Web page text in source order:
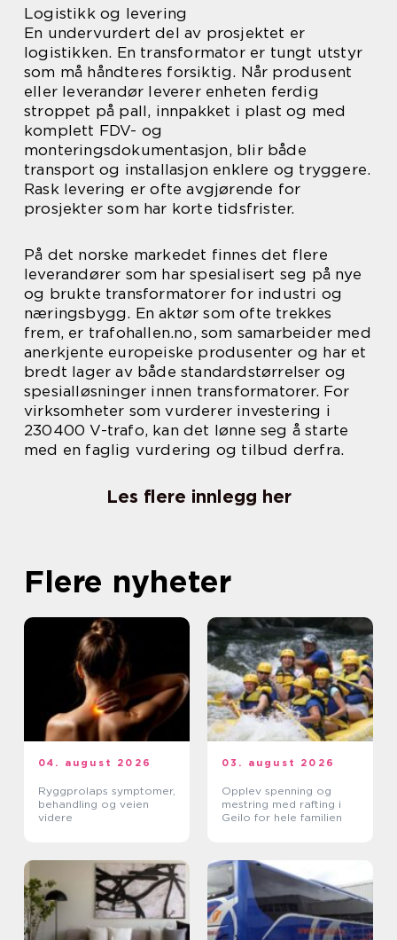
Logistikk og levering
En undervurdert del av prosjektet er
logistikken. En transformator er tungt utstyr
som må håndteres forsiktig. Når produsent
eller leverandør leverer enheten ferdig
stroppet på pall, innpakket i plast og med
komplett FDV- og
monteringsdokumentasjon, blir både
transport og installasjon enklere og tryggere.
Rask levering er ofte avgjørende for
prosjekter som har korte tidsfrister.
På det norske markedet finnes det flere
leverandører som har spesialisert seg på nye
og brukte transformatorer for industri og
næringsbygg. En aktør som ofte trekkes
frem, er trafohallen.no, som samarbeider med
anerkjente europeiske produsenter og har et
bredt lager av både standardstørrelser og
spesialløsninger innen transformatorer. For
virksomheter som vurderer investering i
230400 V-trafo, kan det lønne seg å starte
med en faglig vurdering og tilbud derfra.
Les flere innlegg her
Flere nyheter
04. august 2026
Ryggprolaps symptomer,
behandling og veien
videre
03. august 2026
Opplev spenning og
mestring med rafting i
Geilo for hele familien